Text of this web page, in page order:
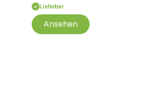
Lieferbar
Ansehen